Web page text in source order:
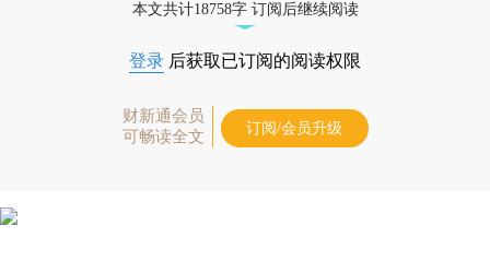
本文共计18758字 订阅后继续阅读
登录 后获取已订阅的阅读权限
财新通会员
可畅读全文
订阅/会员升级